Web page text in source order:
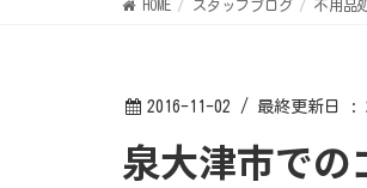
HOME スタッフブログ 不用品
2016-11-02 / 最終更新日 :
泉大津市でのゴミ処分ゴミの片付はお客様満足度１